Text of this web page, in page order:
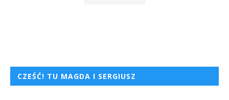
CZEŚĆ! TU MAGDA I SERGIUSZ